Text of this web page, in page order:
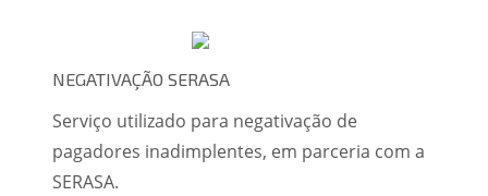
NEGATIVAÇÃO SERASA
Serviço utilizado para negativação de
pagadores inadimplentes, em parceria com a
SERASA.